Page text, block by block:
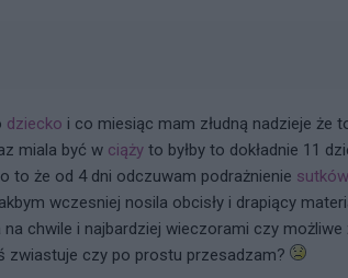
dziecko i co miesiąc mam złudną nadzieje że
miala być w ciąży to byłby to dokładnie 11
to że od 4 dni odczuwam podrażnienie sutków
wczesniej nosila obcisły i drapiący
chwile i najbardziej wieczorami czy
zwiastuje czy po prostu przesadzam?